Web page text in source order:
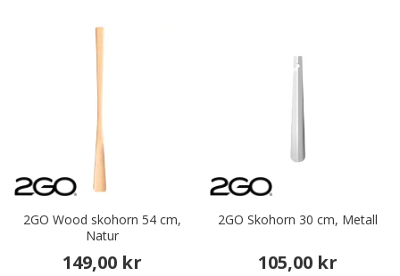
2GO Wood skohorn 54 cm,
Natur
149,00 kr
2GO Skohorn 30 cm, Metall
105,00 kr